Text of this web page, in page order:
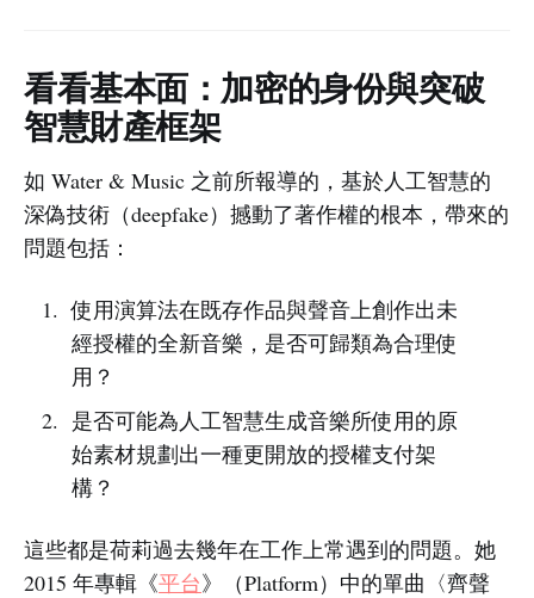
看看基本面：加密的身份與突破
智慧財產框架
如 Water & Music 之前所報導的，基於人工智慧的
深偽技術（deepfake）撼動了著作權的根本，帶來的
問題包括：
使用演算法在既存作品與聲音上創作出未
經授權的全新音樂，是否可歸類為合理使
用？
是否可能為人工智慧生成音樂所使用的原
始素材規劃出一種更開放的授權支付架
構？
這些都是荷莉過去幾年在工作上常遇到的問題。她
2015 年專輯《平台》（Platform）中的單曲〈齊聲